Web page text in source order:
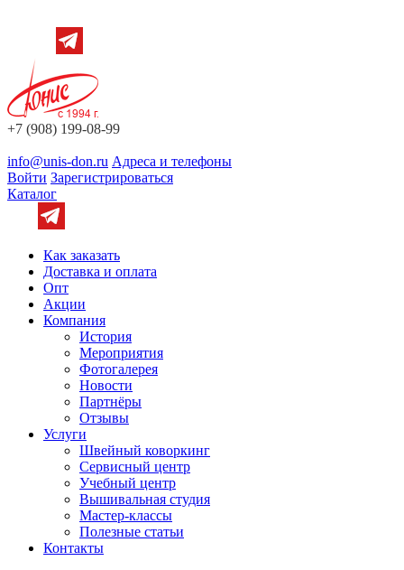
+7 (908) 199-08-99
info@unis-don.ru Адреса и телефоны
Войти Зарегистрироваться
Каталог
Как заказать
Доставка и оплата
Опт
Акции
Компания
История
Мероприятия
Фотогалерея
Новости
Партнёры
Отзывы
Услуги
Швейный коворкинг
Сервисный центр
Учебный центр
Вышивальная студия
Мастер-классы
Полезные статьи
Контакты